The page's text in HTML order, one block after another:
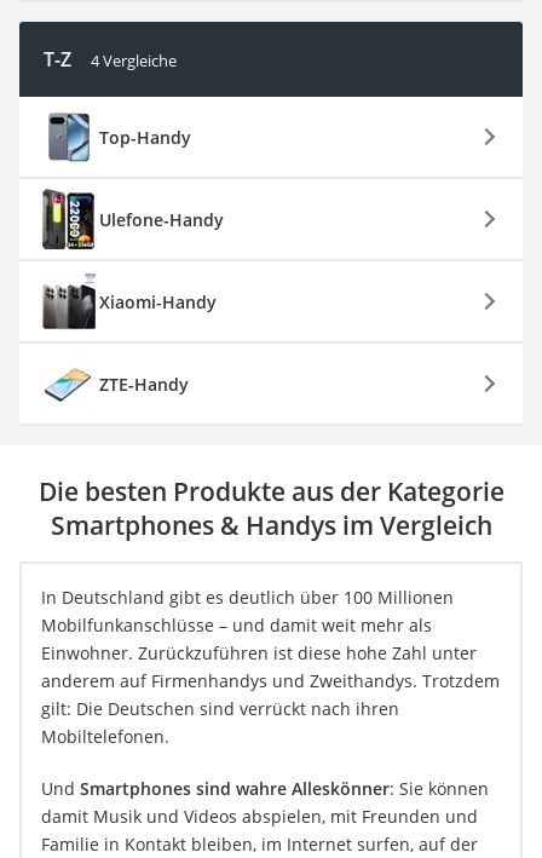
T-Z 4 Vergleiche
Top-Handy
Ulefone-Handy
Xiaomi-Handy
ZTE-Handy
Die besten Produkte aus der Kategorie
Smartphones & Handys im Vergleich
In Deutschland gibt es deutlich über 100 Millionen
Mobilfunkanschlüsse – und damit weit mehr als
Einwohner. Zurückzuführen ist diese hohe Zahl unter
anderem auf Firmenhandys und Zweithandys. Trotzdem
gilt: Die Deutschen sind verrückt nach ihren
Mobiltelefonen.
Und Smartphones sind wahre Alleskönner: Sie können
damit Musik und Videos abspielen, mit Freunden und
Familie in Kontakt bleiben, im Internet surfen, auf der